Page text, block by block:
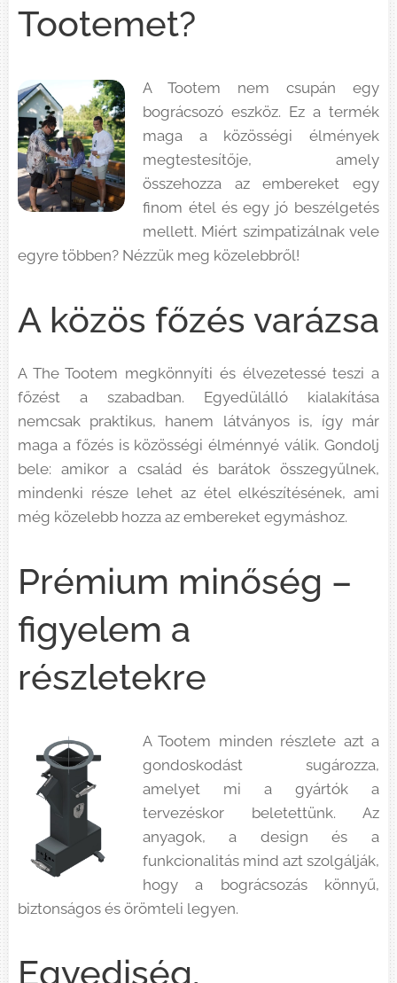
Tootemet?
A Tootem nem csupán egy
bográcsozó eszköz. Ez a termék
maga a közösségi élmények
megtestesítője, amely
összehozza az embereket egy
finom étel és egy jó beszélgetés
mellett. Miért szimpatizálnak vele
egyre többen? Nézzük meg közelebbről!
A közös főzés varázsa
A The Tootem megkönnyíti és élvezetessé teszi a
főzést a szabadban. Egyedülálló kialakítása
nemcsak praktikus, hanem látványos is, így már
maga a főzés is közösségi élménnyé válik. Gondolj
bele: amikor a család és barátok összegyűlnek,
mindenki része lehet az étel elkészítésének, ami
még közelebb hozza az embereket egymáshoz.
Prémium minőség –
figyelem a
részletekre
A Tootem minden részlete azt a
gondoskodást sugározza,
amelyet mi a gyártók a
tervezéskor beletettünk. Az
anyagok, a design és a
funkcionalitás mind azt szolgálják,
hogy a bográcsozás könnyű,
biztonságos és örömteli legyen.
Egyediség,